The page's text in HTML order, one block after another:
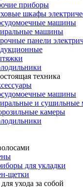
приборы
шкафы
машины
машины
панели
техника
машины
и
камеры
для укладки
щетки
ухода за собой